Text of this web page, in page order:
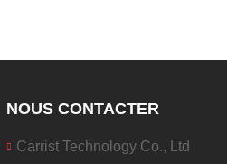
NOUS CONTACTER
Carrist Technology Co., Ltd